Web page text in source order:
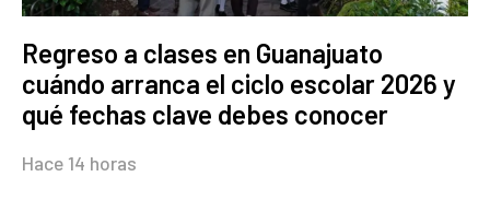
Regreso a clases en Guanajuato
cuándo arranca el ciclo escolar 2026 y
qué fechas clave debes conocer
Hace 14 horas